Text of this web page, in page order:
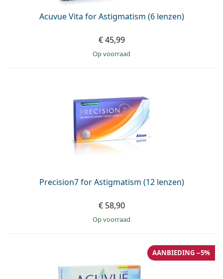
Acuvue Vita for Astigmatism (6 lenzen)
€ 45,99
op voorraad
Precision7 for Astigmatism (12 lenzen)
€ 58,90
op voorraad
AANBIEDING −5%